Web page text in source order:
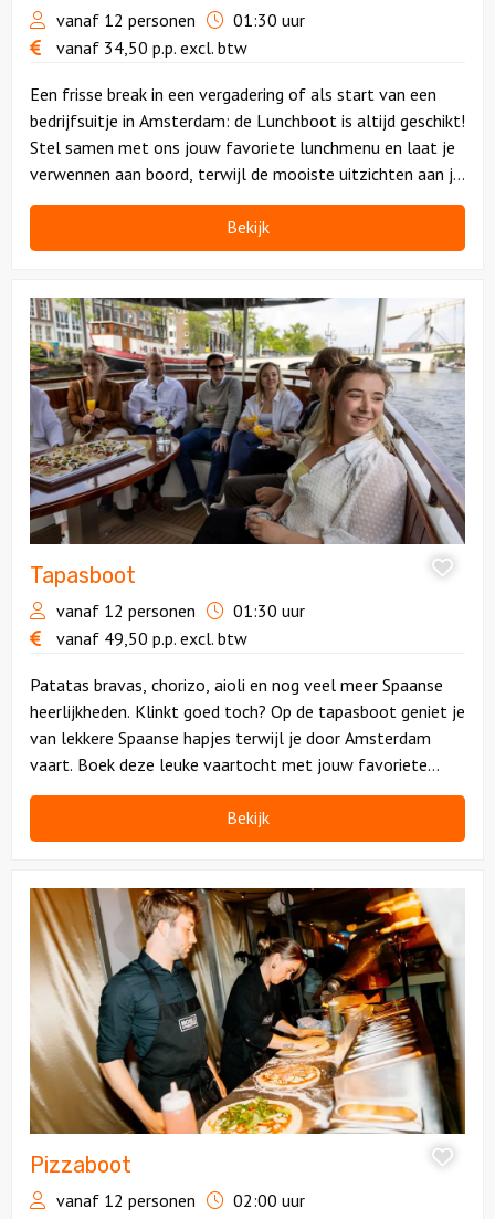
vanaf 12 personen
01:30 uur
vanaf 34,50 p.p. excl. btw
Een frisse break in een vergadering of als start van een
bedrijfsuitje in Amsterdam: de Lunchboot is altijd geschikt!
Stel samen met ons jouw favoriete lunchmenu en laat je
verwennen aan boord, terwijl de mooiste uitzichten aan je
voorbij trekken.
Bekijk
Bekijk
Tapasboot
Tapasboot
vanaf 12 personen
01:30 uur
vanaf 49,50 p.p. excl. btw
Patatas bravas, chorizo, aioli en nog veel meer Spaanse
heerlijkheden. Klinkt goed toch? Op de tapasboot geniet je
van lekkere Spaanse hapjes terwijl je door Amsterdam
vaart. Boek deze leuke vaartocht met jouw favoriete
mensen en waan je in het zonnige Spanje.
Bekijk
Pizzaboot
Pizzaboot
vanaf 12 personen
02:00 uur